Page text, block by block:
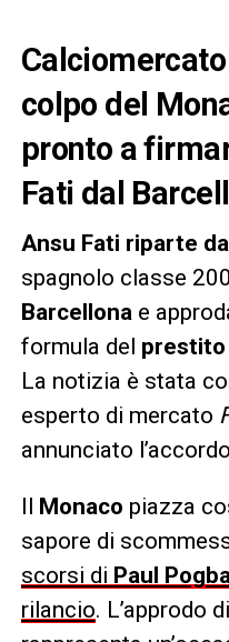
colpo del
pronto a
Fati dal
Ansu Fati riparte dal
spagnolo classe
Barcellonae
formula del
La notizia è stata
esperto di mercato
annunciato
Monaco piazza
sapore di
scorsi di Paul
rilancio. L’approdo